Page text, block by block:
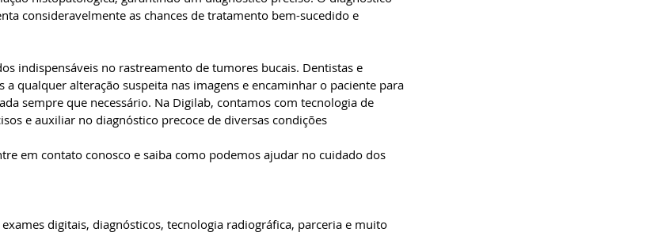
consideravelmente as chances de tratamento bem-sucedido e
indispensáveis no rastreamento de tumores bucais. Dentistas e
a qualquer alteração suspeita nas imagens e encaminhar o paciente para
sempre que necessário. Na Digilab, contamos com tecnologia de
e auxiliar no diagnóstico precoce de diversas condições
em contato conosco e saiba como podemos ajudar no cuidado dos
digitais, diagnósticos, tecnologia radiográfica, parceria e muito